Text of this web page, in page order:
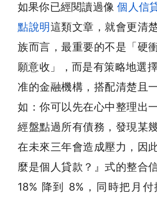
如果你已經閱讀過像 個人信
點說明這類文章，就會更清
族而言，最重要的不是「硬
願意收」，而是有策略地選
准的金融機構，搭配清楚且
如：你可以先在心中整理
經盤點過所有債務，發現某
在未來三年會造成壓力，因
麼是個人貸款？』式的整合
18% 降到 8%，同時把月